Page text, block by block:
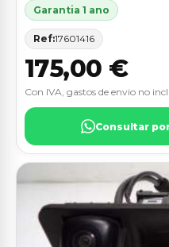
Garantia 1 ano
Ref:17601416
175,00 €
Con IVA, gastos de envio no
Consultar